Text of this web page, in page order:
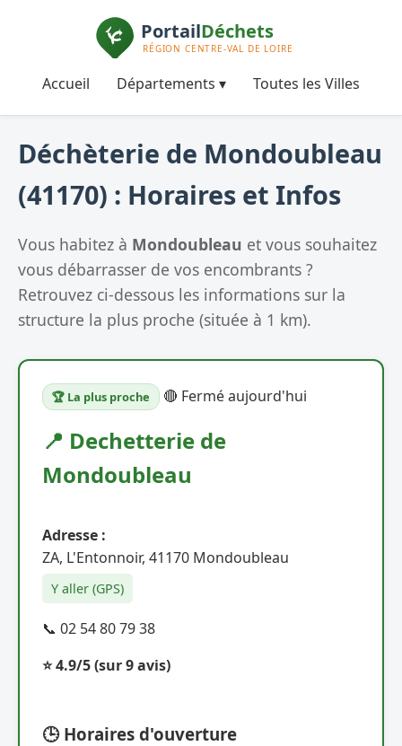
Accueil Départements ▾ Toutes les Villes
Déchèterie de Mondoubleau
(41170) : Horaires et Infos
Vous habitez à Mondoubleau et vous souhaitez
vous débarrasser de vos encombrants ?
Retrouvez ci-dessous les informations sur la
structure la plus proche (située à 1 km).
🏆 La plus proche 🔴 Fermé aujourd'hui
📍 Dechetterie de
Mondoubleau
Adresse :
ZA, L'Entonnoir, 41170 Mondoubleau
Y aller (GPS)
📞 02 54 80 79 38
⭐ 4.9/5(sur 9 avis)
🕒 Horaires d'ouverture